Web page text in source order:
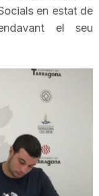
en estat de
el seu